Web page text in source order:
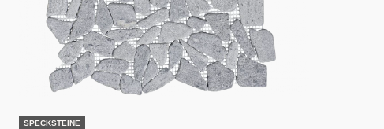
SPECKSTEINE